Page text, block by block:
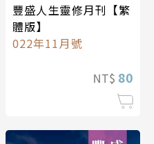
豐盛人生靈修月刊【繁
體版】
022年11月號
NT$ 80